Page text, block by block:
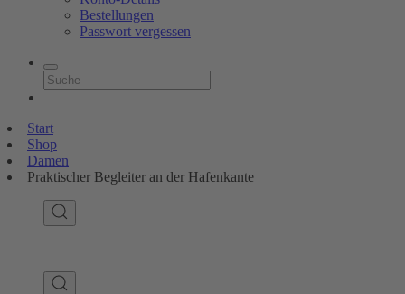
Bestellungen
Passwort vergessen
Start
Shop
Damen
Praktischer Begleiter an der Hafenkante